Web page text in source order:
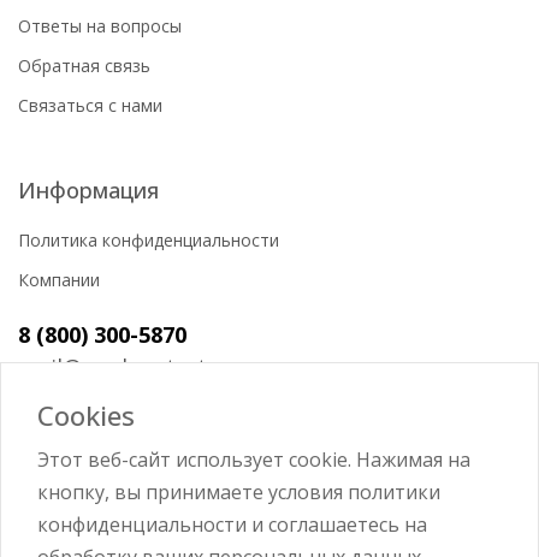
Ответы на вопросы
Обратная связь
Связаться с нами
Информация
Политика конфиденциальности
Компании
8 (800) 300-5870
mail@workerstart.ru
Войти
Cookies
Этот веб-сайт использует cookie. Нажимая на
кнопку, вы принимаете условия политики
конфиденциальности и соглашаетесь на